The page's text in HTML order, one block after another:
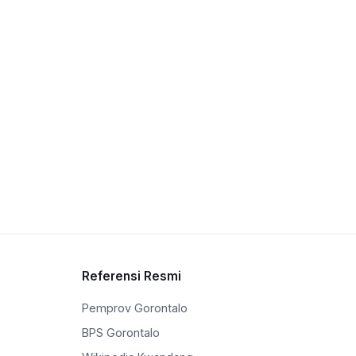
Referensi Resmi
Pemprov Gorontalo
BPS Gorontalo